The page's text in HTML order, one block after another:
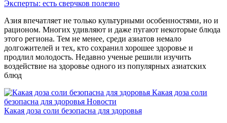
Эксперты: есть сверчков полезно
Азия впечатляет не только культурными особенностями, но и
рационом. Многих удивляют и даже пугают некоторые блюда
этого региона. Тем не менее, среди азиатов немало
долгожителей и тех, кто сохранил хорошее здоровье и
продлил молодость. Недавно ученые решили изучить
воздействие на здоровье одного из популярных азиатских
блюд
Какая доза соли
безопасна для здоровья Новости
Какая доза соли безопасна для здоровья